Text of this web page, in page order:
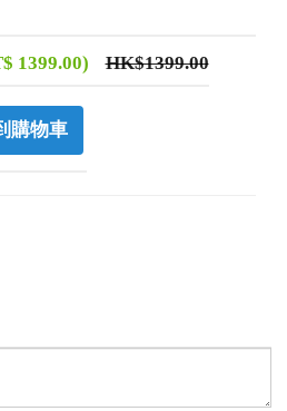
1399.00) HK$1399.00
購物車